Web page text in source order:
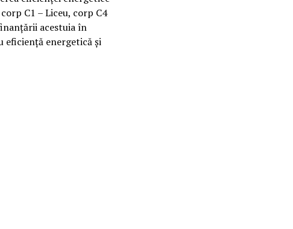
C1 – Liceu, corp C4
acestuia în
eficiență energetică și